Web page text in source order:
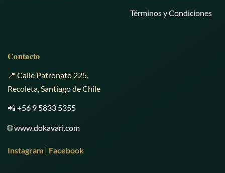
Términos y Condiciones
Contacto
📍 Calle Patronato 225,
Recoleta, Santiago de Chile
📲 +56 9 5833 5355
🌐www.dokavari.com
Instagram | Facebook